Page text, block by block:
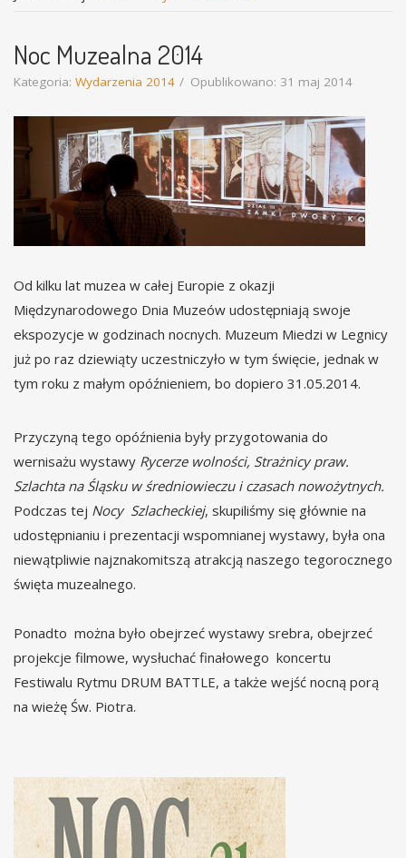
Noc Muzealna 2014
Kategoria: Wydarzenia 2014 Opublikowano: 31 maj 2014
Od kilku lat muzea w całej Europie z okazji
Międzynarodowego Dnia Muzeów udostępniają swoje
ekspozycje w godzinach nocnych. Muzeum Miedzi w Legnicy
już po raz dziewiąty uczestniczyło w tym święcie, jednak w
tym roku z małym opóźnieniem, bo dopiero 31.05.2014.
Przyczyną tego opóźnienia były przygotowania do
wernisażu wystawy Rycerze wolności, Strażnicy praw.
Szlachta na Śląsku w średniowieczu i czasach nowożytnych.
Podczas tej Nocy Szlacheckiej, skupiliśmy się głównie na
udostępnianiu i prezentacji wspomnianej wystawy, była ona
niewątpliwie najznakomitszą atrakcją naszego tegorocznego
święta muzealnego.
Ponadto można było obejrzeć wystawy srebra, obejrzeć
projekcje filmowe, wysłuchać finałowego koncertu
Festiwalu Rytmu DRUM BATTLE, a także wejść nocną porą
na wieżę Św. Piotra.